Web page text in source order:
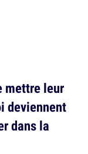
mettre leur
deviennent
dans la